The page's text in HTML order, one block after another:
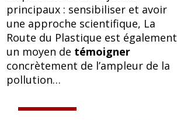
principaux : sensibiliser et avoir
une approche scientifique, La
Route du Plastique est également
un moyen de témoigner
concrètement de l’ampleur de la
pollution…